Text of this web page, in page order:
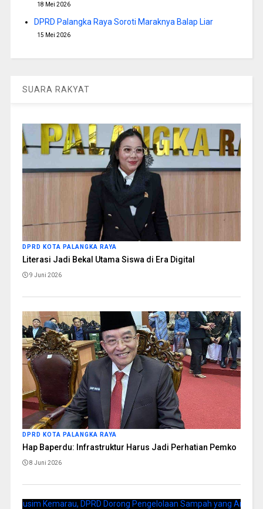
18 Mei 2026
DPRD Palangka Raya Soroti Maraknya Balap Liar
15 Mei 2026
SUARA RAKYAT
DPRD KOTA PALANGKA RAYA
Literasi Jadi Bekal Utama Siswa di Era Digital
9 Juni 2026
DPRD KOTA PALANGKA RAYA
Hap Baperdu: Infrastruktur Harus Jadi Perhatian Pemko
8 Juni 2026